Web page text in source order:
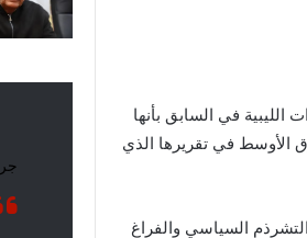
الليبية في السابق بأنها
الأوسط في تقريرها الذي
السياسي والفراغ